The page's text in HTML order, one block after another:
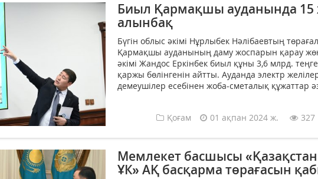
Биыл Қармақшы ауданында 15
алынбақ
Бүгін облыс әкімі Нұрлыбек Нәлібаевтың
Қармақшы ауданының даму жоспарын қарау
әкімі Жандос Еркінбек биыл құны 3,6 млрд.
қаржы бөлінгенін айтты. Ауданда электр
демеушілер есебінен жоба-сметалық құжаттар
Қоғам 01 ақпан 2024 ж. 327
Мемлекет басшысы
ҰК» АҚ басқарма төрағасын